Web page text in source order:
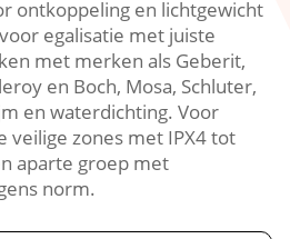
ontkoppeling en lichtgewicht
egalisatie met juiste
met merken als Geberit,
en Boch, Mosa, Schluter,
en waterdichting. Voor
veilige zones met IPX4 tot
aparte groep met
norm.